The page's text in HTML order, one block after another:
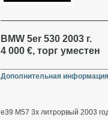
BMW 5er 530 2003 г.
4 000 €, торг уместен
Дополнительная
е39 М57 3х литрорвый 2003